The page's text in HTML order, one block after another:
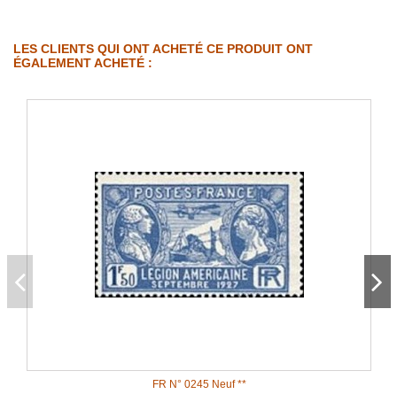
LES CLIENTS QUI ONT ACHETÉ CE PRODUIT ONT
ÉGALEMENT ACHETÉ :
FR N° 0245 Neuf **